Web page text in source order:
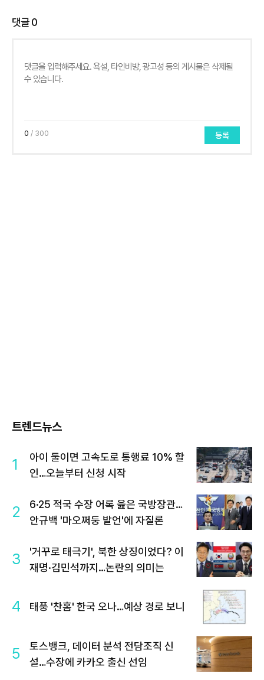
댓글0
0 / 300 등록
트렌드뉴스
1
아이 둘이면 고속도로 통행료 10% 할
인…오늘부터 신청 시작
2
6·25 적국 수장 어록 읊은 국방장관…
안규백 '마오쩌둥 발언'에 자질론
3
'거꾸로 태극기', 북한 상징이었다? 이
재명·김민석까지…논란의 의미는
4 태풍 '찬홈' 한국 오나…예상 경로 보니
5
토스뱅크, 데이터 분석 전담조직 신
설…수장에 카카오 출신 선임